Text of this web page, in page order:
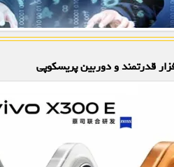
قدرتمند و دوربین پریسکوپی